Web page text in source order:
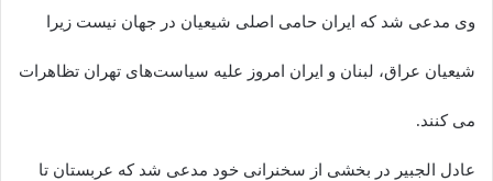
وی مدعی شد که ایران حامی اصلی شیعیان در جهان نیست زیرا
شیعیان عراق، لبنان و ایران امروز علیه سیاست‌های تهران تظاهرات
می کنند.
عادل الجبیر در بخشی از سخنرانی خود مدعی شد که عربستان تا